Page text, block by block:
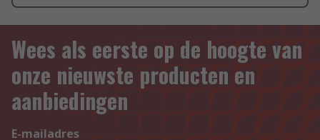
Wees als eerste op de hoogte van
onze nieuwste producten en
aanbiedingen
E-mailadres